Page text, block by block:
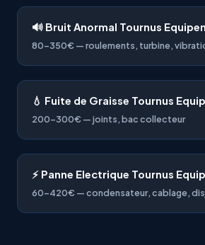
🔊 Bruit Anormal Tournus
80-350€ — roulements, turbine,
💧 Fuite de Graisse Tournus
200-300€ — joints, bac collecteur
⚡ Panne Electrique Tournus
60-420€ — condensateur, cablage,